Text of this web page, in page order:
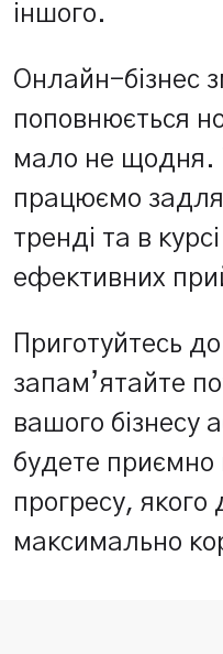
іншого.
Онлайн-бізнес
поповнюється
мало не щодня.
працюємо
тренді та в
ефективних
Приготуйтесь
запам’ятайте
вашого бізнесу
будете приємно
прогресу, якого
максимально